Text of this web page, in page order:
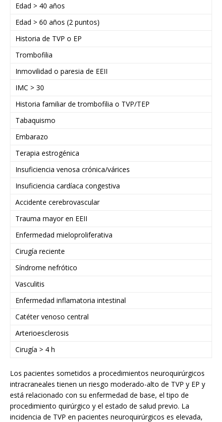
Edad > 40 años
Edad > 60 años (2 puntos)
Historia de TVP o EP
Trombofilia
Inmovilidad o paresia de EEII
IMC > 30
Historia familiar de trombofilia o TVP/TEP
Tabaquismo
Embarazo
Terapia estrogénica
Insuficiencia venosa crónica/várices
Insuficiencia cardíaca congestiva
Accidente cerebrovascular
Trauma mayor en EEII
Enfermedad mieloproliferativa
Cirugía reciente
Síndrome nefrótico
Vasculitis
Enfermedad inflamatoria intestinal
Catéter venoso central
Arterioesclerosis
Cirugía > 4 h
Los pacientes sometidos a procedimientos neuroquirúrgicos
intracraneales tienen un riesgo moderado-alto de TVP y EP y
está relacionado con su enfermedad de base, el tipo de
procedimiento quirúrgico y el estado de salud previo. La
incidencia de TVP en pacientes neuroquirúrgicos es elevada,